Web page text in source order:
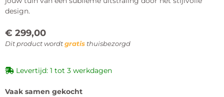
design.
€ 299,00
Dit product wordt gratis thuisbezorgd
Levertijd: 1 tot 3 werkdagen
Vaak samen gekocht